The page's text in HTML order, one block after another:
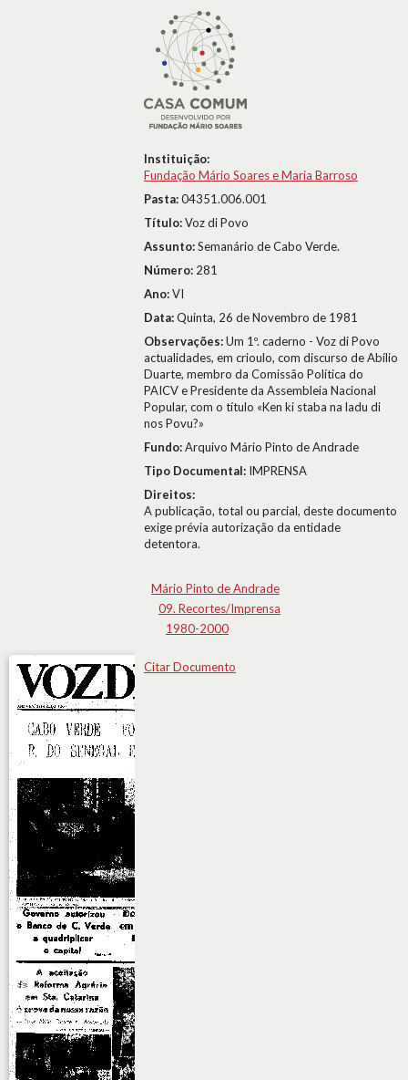
Instituição:
Fundação Mário Soares e Maria Barroso
Pasta:04351.006.001
Título:Voz di Povo
Assunto:Semanário de Cabo Verde.
Número: 281
Ano:VI
Data:Quinta, 26 de Novembro de 1981
Observações:Um 1º. caderno - Voz di Povo
actualidades, em crioulo, com discurso de Abílio
Duarte, membro da Comissão Política do
PAICV e Presidente da Assembleia Nacional
Popular, com o título «Ken ki staba na ladu di
nos Povu?»
Fundo:Arquivo Mário Pinto de Andrade
Tipo Documental: IMPRENSA
Direitos:
A publicação, total ou parcial, deste documento
exige prévia autorização da entidade
detentora.
Mário Pinto de Andrade
09. Recortes/Imprensa
1980-2000
Citar Documento